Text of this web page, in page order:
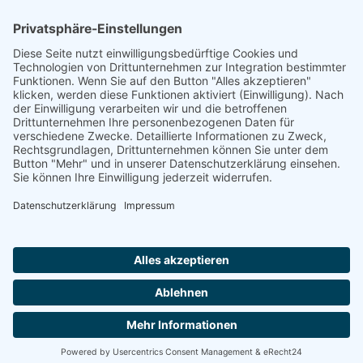
Quelle Brändle Gerhard, Die jüdischen Mitbürger der
Stadt Pforzheim, Pforzheim 1985
Footer